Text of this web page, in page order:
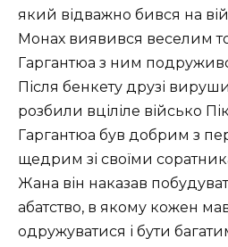
який відважно бився на
Монах виявився веселим
Гаргантюа з ним
Після бенкету друзі
розбили вціліле військо
Гаргантюа був добрим з
щедрим зі своїми
Жана він наказав
абатство, в якому кожен
одружуватися і бути